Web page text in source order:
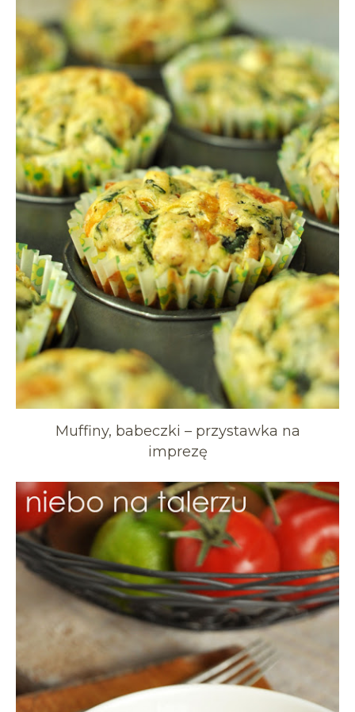
Muffiny, babeczki – przystawka na
imprezę